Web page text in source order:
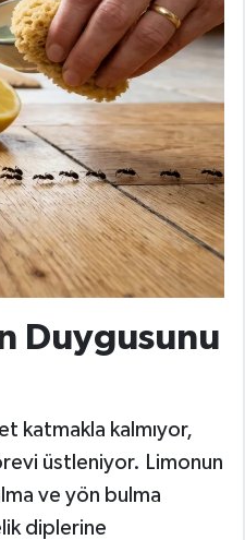
Duygusunu
katmakla kalmıyor,
üstleniyor. Limonun
ve yön bulma
diplerine